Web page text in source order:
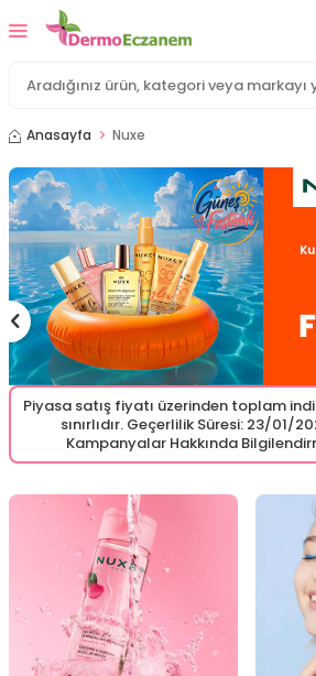
Anasayfa Nuxe
Piyasa satış fiyatı üzerinden toplam
sınırlıdır. Geçerlilik Süresi: 23/01/
Kampanyalar Hakkında